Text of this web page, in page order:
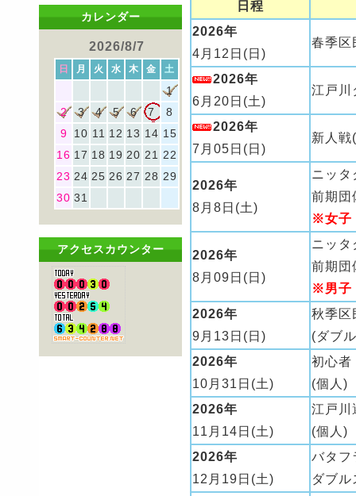
カレンダー
2026/8/7
日 月 火 水 木 金 土
1
2
3 4 5 6 7
8
9
10 11 12 13 14 15
16 17 18 19 20 21
22
23 24 25 26 27 28 29
30 31
アクセスカウンター
日程
2026年
4月12日(日)
春季区
2026年
6月20日(土)
江戸川
2026年
7月05日(日)
新人戦
2026年
8月8日(土)
ニッタ
前期団
※女子
2026年
8月09日(日)
ニッタ
前期団
※男子
2026年
9月13日(日)
秋季区
(ダブ
2026年
10月31日(土)
初心者
(個人)
2026年
11月14日(土)
江戸川
(個人)
2026年
12月19日(土)
バタフ
ダブ